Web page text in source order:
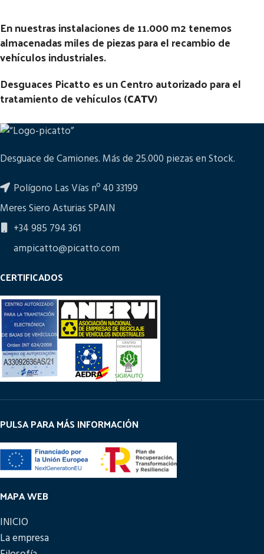
En nuestras instalaciones de 11.000 m2 tenemos
almacenadas miles de piezas para el recambio de
vehículos industriales.
Desguaces Picatto es un Centro autorizado para el
tratamiento de vehículos (CATV)
Desguace de Camiones. Más de 25.000 piezas en Stock.
Polígono Las Vías nº 40 33199
Meres Siero Asturias SPAIN
+34 985 794 361
ampicatto@picatto.com
CERTIFICADOS
PULSA PARA MÁS INFORMACIÓN
MAPA WEB
INICIO
La empresa